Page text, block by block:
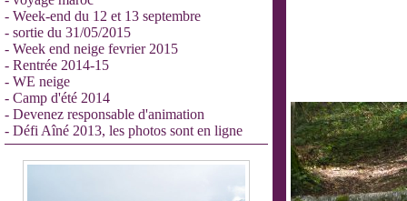
- Week-end du 12 et 13 septembre
- sortie du 31/05/2015
- Week end neige fevrier 2015
- Rentrée 2014-15
- WE neige
- Camp d'été 2014
- Devenez responsable d'animation
- Défi Aîné 2013, les photos sont en ligne